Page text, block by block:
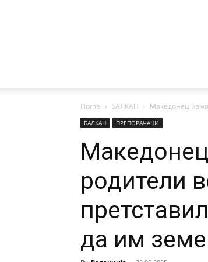
Home БАЛКАН Македонец
БАЛКАН ПРЕПОРАЧАНИ
родители
да им